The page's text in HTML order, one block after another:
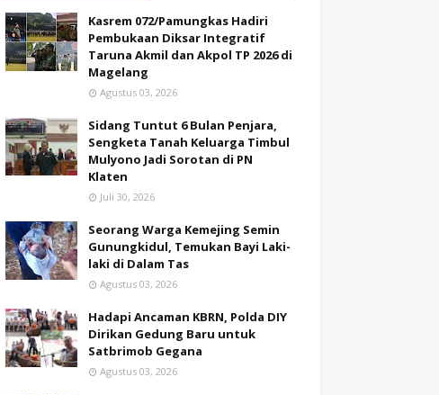
Kasrem 072/Pamungkas Hadiri
Pembukaan Diksar Integratif
Taruna Akmil dan Akpol TP 2026 di
Magelang
Agustus 03, 2026
Sidang Tuntut 6 Bulan Penjara,
Sengketa Tanah Keluarga Timbul
Mulyono Jadi Sorotan di PN
Klaten
Juli 30, 2026
Seorang Warga Kemejing Semin
Gunungkidul, Temukan Bayi Laki-
laki di Dalam Tas
Agustus 03, 2026
Hadapi Ancaman KBRN, Polda DIY
Dirikan Gedung Baru untuk
Satbrimob Gegana
Agustus 03, 2026